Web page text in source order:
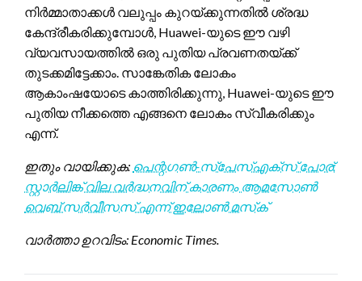
നിർമ്മാതാക്കൾ വലുപ്പം കുറയ്ക്കുന്നതിൽ ശ്രദ്ധ
കേന്ദ്രീകരിക്കുമ്പോൾ, Huawei-യുടെ ഈ വഴി
വ്യവസായത്തിൽ ഒരു പുതിയ പ്രവണതയ്ക്ക്
തുടക്കമിട്ടേക്കാം. സാങ്കേതിക ലോകം
ആകാംഷയോടെ കാത്തിരിക്കുന്നു, Huawei-യുടെ ഈ
പുതിയ നീക്കത്തെ എങ്ങനെ ലോകം സ്വീകരിക്കും
എന്ന്.
ഇതും വായിക്കുക: പെന്റഗൺ-സ്‌പേസ്എക്‌സ് പോര്:
സ്റ്റാർലിങ്ക് വില വർദ്ധനവിന് കാരണം ആമസോൺ
വെബ് സർവീസസ് എന്ന് ഇലോൺ മസ്‌ക്
വാർത്താ ഉറവിടം: Economic Times.